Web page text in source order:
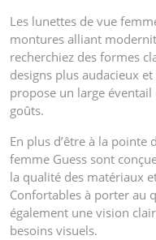
Les lunettes de vue
montures alliant
recherchiez des formes
designs plus audacieux
propose un large
goûts.
En plus d’être à la pointe
femme Guess sont
la qualité des matériaux
Confortables à porter au
également une vision
besoins visuels.